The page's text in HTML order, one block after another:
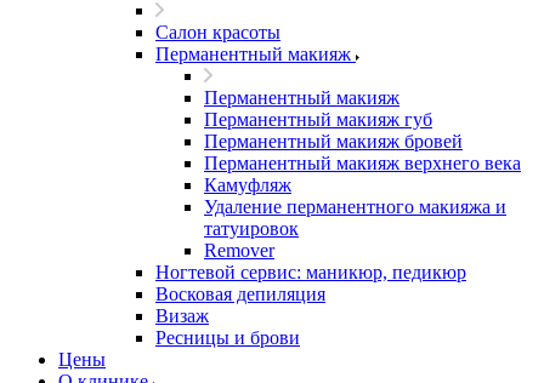
Салон красоты
Перманентный макияж
Перманентный макияж
Перманентный макияж губ
Перманентный макияж бровей
Перманентный макияж верхнего века
Камуфляж
Удаление перманентного макияжа и
татуировок
Remover
Ногтевой сервис: маникюр, педикюр
Восковая депиляция
Визаж
Ресницы и брови
Цены